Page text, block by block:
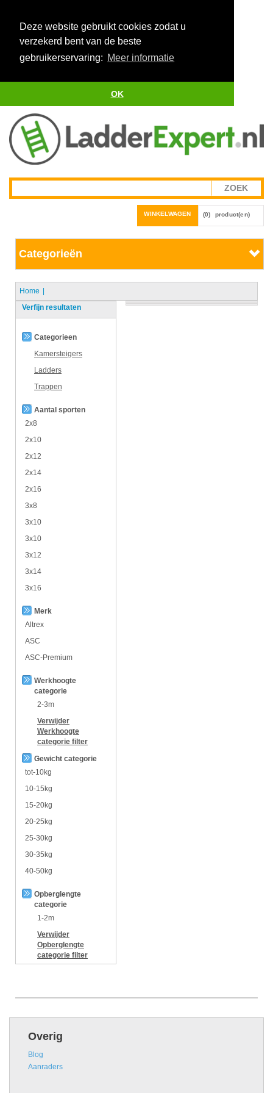
Deze website gebruikt cookies zodat u
verzekerd bent van de beste
gebruikerservaring: Meer informatie
OK
WINKELWAGEN (0) product(en)
Categorieën
Home
Verfijn resultaten
Categorieen
Kamersteigers
Ladders
Trappen
Aantal sporten
2x8
2x10
2x12
2x14
2x16
3x8
3x10
3x10
3x12
3x14
3x16
Merk
Altrex
ASC
ASC-Premium
Werkhoogte
categorie
2-3m
Verwijder
Werkhoogte
categorie filter
Gewicht categorie
tot-10kg
10-15kg
15-20kg
20-25kg
25-30kg
30-35kg
40-50kg
Opberglengte
categorie
1-2m
Verwijder
Opberglengte
categorie filter
Overig
Blog
Aanraders